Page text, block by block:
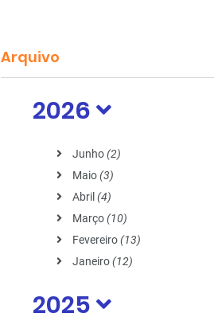
Arquivo
2026
Junho(2)
Maio(3)
Abril (4)
Março(10)
Fevereiro(13)
Janeiro(12)
2025